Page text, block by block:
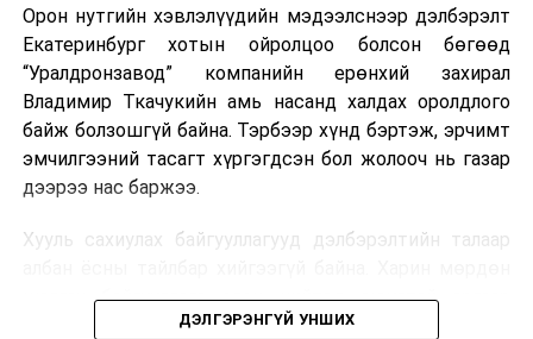
Мароккогийн хөдөлмөр эрхлэлтийн сайд мэдэгджээ.
Орон нутгийн хэвлэлүүдийн мэдээлснээр дэлбэрэлт
Екатеринбург хотын ойролцоо болсон бөгөөд
“Уралдронзавод” компанийн ерөнхий захирал
Владимир Ткачукийн амь насанд халдах оролдлого
байж болзошгүй байна. Тэрбээр хүнд бэртэж, эрчимт
эмчилгээний тасагт хүргэгдсэн бол жолооч нь газар
дээрээ нас баржээ.
Хууль сахиулах байгууллагууд дэлбэрэлтийн талаар
шалгах байгууллага олон нийтэд аюултай аргаар
хүний амь насанд халдахыг завдсан гэх үндэслэлээр
ДЭЛГЭРЭНГҮЙ УНШИХ